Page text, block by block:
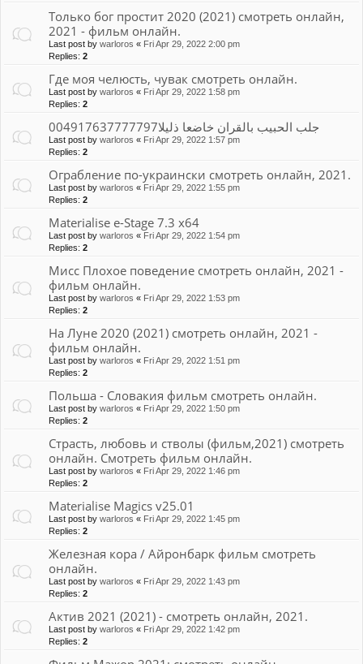
Только бог простит 2020 (2021) смотреть онлайн,
2021 - фильм онлайн.
Last post by warloros « Fri Apr 29, 2022 2:00 pm
Replies: 2
Где моя челюсть, чувак смотреть онлайн.
Last post by warloros « Fri Apr 29, 2022 1:58 pm
Replies: 2
جلب الحبيب بالقران خاضعا ذليلا004917637777797
Last post by warloros « Fri Apr 29, 2022 1:57 pm
Replies: 2
Ограбление по-украински смотреть онлайн, 2021.
Last post by warloros « Fri Apr 29, 2022 1:55 pm
Replies: 2
Materialise e-Stage 7.3 x64
Last post by warloros « Fri Apr 29, 2022 1:54 pm
Replies: 2
Мисс Плохое поведение смотреть онлайн, 2021 -
фильм онлайн.
Last post by warloros « Fri Apr 29, 2022 1:53 pm
Replies: 2
На Луне 2020 (2021) смотреть онлайн, 2021 -
фильм онлайн.
Last post by warloros « Fri Apr 29, 2022 1:51 pm
Replies: 2
Польша - Словакия фильм смотреть онлайн.
Last post by warloros « Fri Apr 29, 2022 1:50 pm
Replies: 2
Страсть, любовь и стволы (фильм,2021) смотреть
онлайн. Смотреть фильм онлайн.
Last post by warloros « Fri Apr 29, 2022 1:46 pm
Replies: 2
Materialise Magics v25.01
Last post by warloros « Fri Apr 29, 2022 1:45 pm
Replies: 2
Железная кора / Айронбарк фильм смотреть
онлайн.
Last post by warloros « Fri Apr 29, 2022 1:43 pm
Replies: 2
Актив 2021 (2021) - смотреть онлайн, 2021.
Last post by warloros « Fri Apr 29, 2022 1:42 pm
Replies: 2